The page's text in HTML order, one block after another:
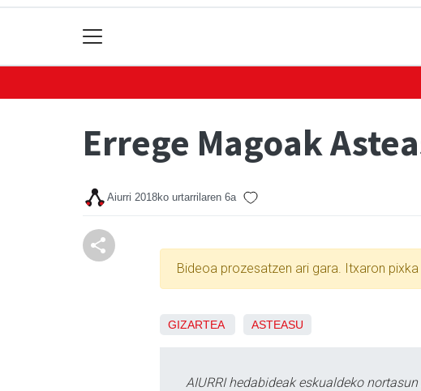
Errege Magoak
Aiurri 2018ko urtarrilaren 6a
Bideoa prozesatzen ari gara. Itxaron pixka
GIZARTEA ASTEASU
AIURRI hedabideak eskualdeko